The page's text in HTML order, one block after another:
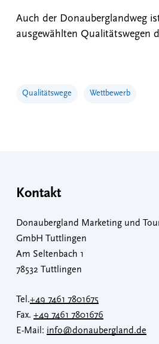
Auch der Donauberglandweg
ausgewählten Qualitätswegen
Qualitätswege Wettbewerb
Kontakt
Donaubergland Marketing und
GmbH Tuttlingen
Am Seltenbach 1
78532 Tuttlingen
Tel.+49 7461 7801675
Fax. +49 7461 7801676
E-Mail: info@donaubergland.de